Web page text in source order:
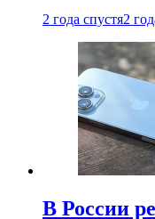
2 года спустя2
В России